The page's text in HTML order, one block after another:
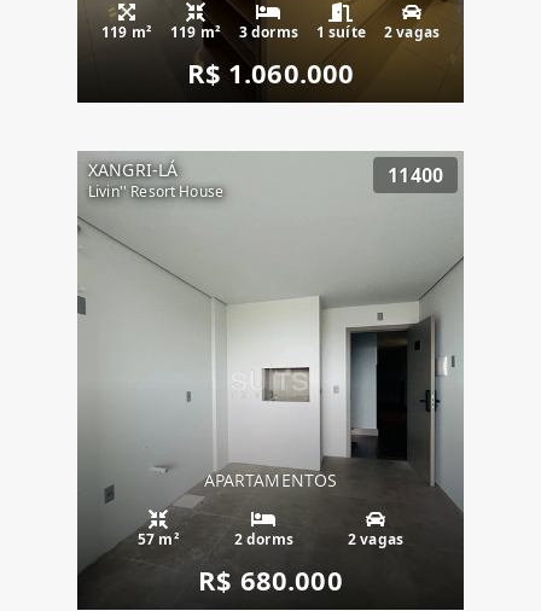
119 m² 119 m² 3 dorms 1 suíte 2 vagas
R$ 1.060.000
XANGRI-LÁ
Livin'' Resort House
11400
APARTAMENTOS
57 m² 2 dorms 2 vagas
R$ 680.000